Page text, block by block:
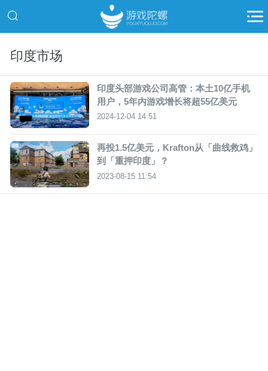
印度市场
印度头部游戏公司高管：本土10亿手机
用户，5年内游戏增长将超55亿美元
2024-12-04 14:51
再投1.5亿美元，Krafton从「曲线救鸡」
到「重押印度」？
2023-08-15 11:54